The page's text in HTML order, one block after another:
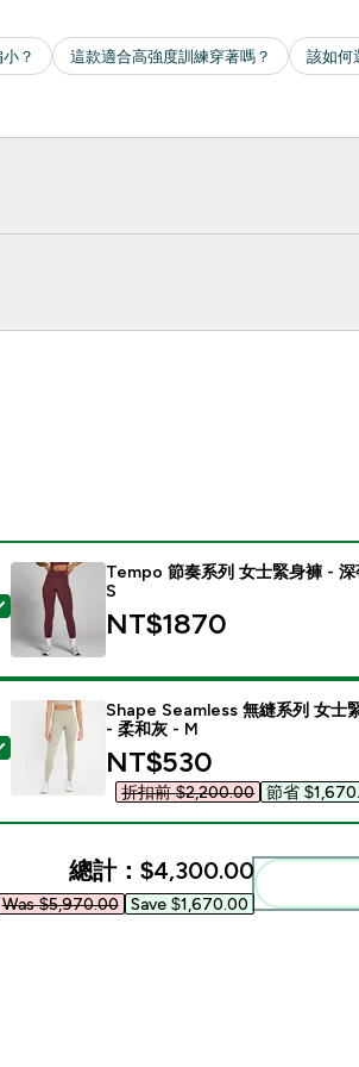
選取此商品 - Tempo 節奏系列 女士緊身
Tempo 節奏系列 女士緊身褲 - 深
S
NT$1870‎
選取此商品 - Shape Seamless 無縫系列
Shape Seamless 無縫系列 女士
- 柔和灰 - M
discounted price
NT$530‎
折扣前 $2,200.00‎ 節省
總計： $4,300.00‎
Was $5,970.00‎ Save $1,670.00‎